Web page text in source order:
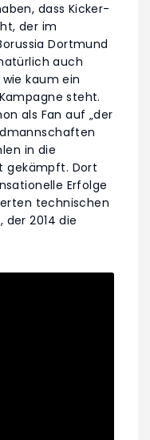
dass Kicker-
der im
Dortmund
auch
kaum ein
steht.
als Fan auf „der
in die
gekämpft. Dort
Erfolge
technischen
2014 die